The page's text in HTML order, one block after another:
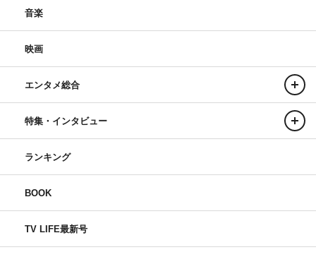
音楽
映画
エンタメ総合
特集・インタビュー
ランキング
BOOK
TV LIFE最新号